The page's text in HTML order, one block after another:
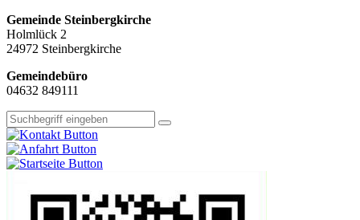
Gemeinde Steinbergkirche
Holmlück 2
24972 Steinbergkirche
Gemeindebüro
04632 849111